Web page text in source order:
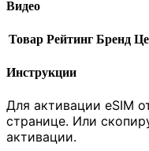
Видео
Товар Рейтинг Бренд
Инструкции
Для активации eSIM
странице. Или
активации.